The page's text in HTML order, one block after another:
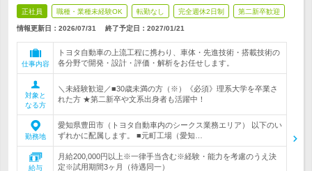
正社員 職種・業種未経験OK 転勤なし 完全週休2日制 第二新卒歓迎
情報更新日：2026/07/31 終了予定日： 2027/01/21
仕事内容
トヨタ自動車の上流工程に携わり、車体・先進技術・搭載技術の
各分野で開発・設計・評価・解析をお任せします。
対象と
なる方
＼未経験歓迎／■30歳未満の方（※）《必須》理系大学を卒業さ
れた方 ★第二新卒や文系出身者も活躍中！
勤務地
愛知県豊田市（トヨタ自動車内のシークス業務エリア） 以下のい
ずれかに配属します。 ■元町工場（愛知…
給与
月給200,000円以上※一律手当含む※経験・能力を考慮のうえ決
定※試用期間3ヶ月（待遇同一）